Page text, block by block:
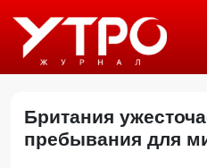
Британия
пребывания для